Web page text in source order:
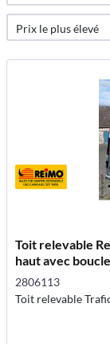
Toit relevable
haut avec
2806113
Toit relevable